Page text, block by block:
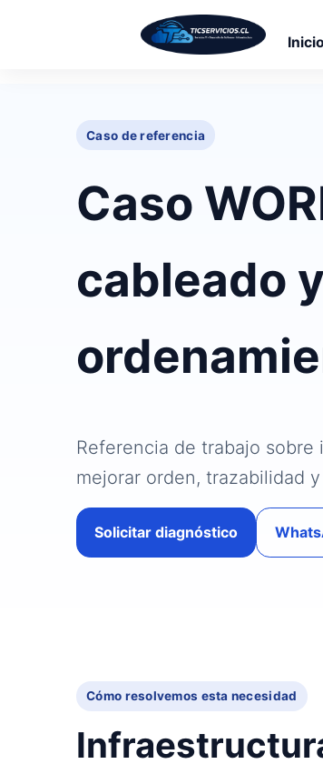
Inicio
Caso de referencia
Caso
cableado y
Referencia de trabajo
mejorar orden, trazabilidad
Solicitar diagnóstico
Cómo resolvemos esta necesidad